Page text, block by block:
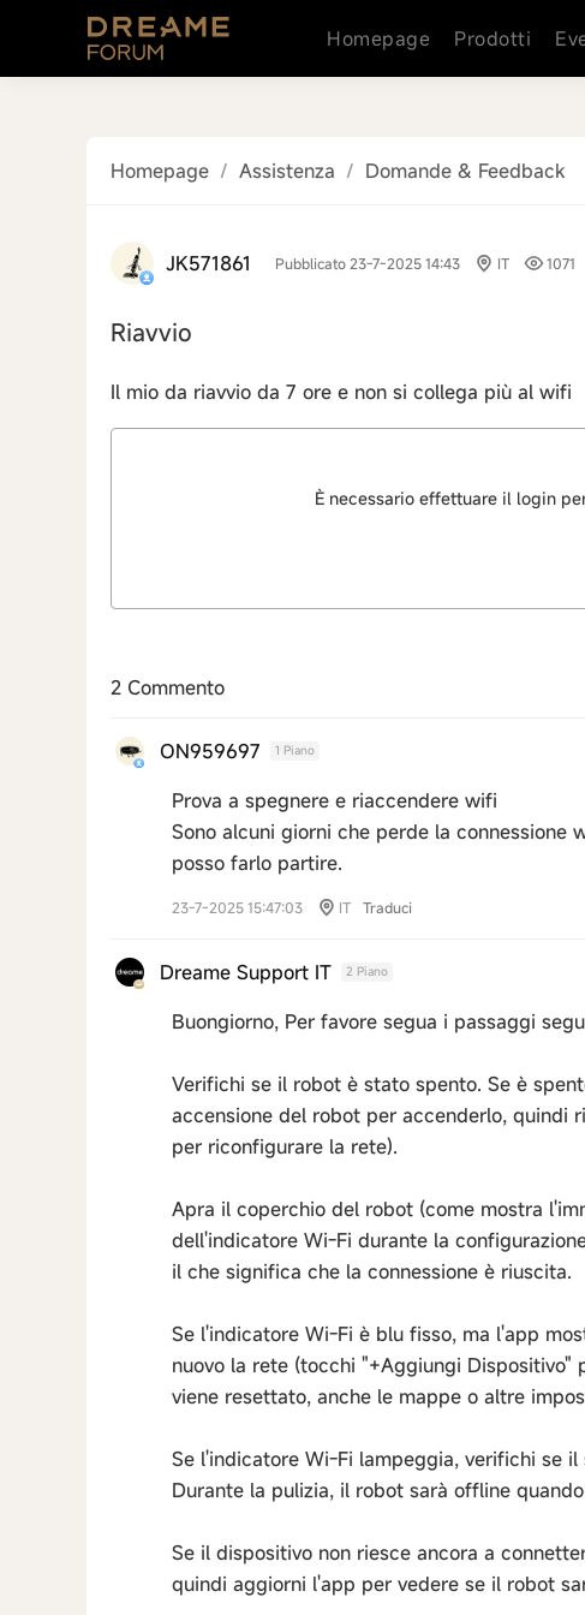
Homepage Prodotti
Homepage / Assistenza / Domande & Feedback
JK571861 Pubblicato 23-7-2025 14:43 IT 1071
Riavvio
Il mio da riavvio da 7 ore e non si collega più al wifi
È necessario effettuare il login
2 Commento
ON959697 1 Piano
Prova a spegnere e riaccendere wifi
Sono alcuni giorni che perde la
posso farlo partire.
23-7-2025 15:47:03 IT Traduci
Dreame Support IT 2 Piano
Buongiorno, Per favore segua i passaggi
Verifichi se il robot è stato spento. Se è
accensione del robot per accenderlo, quindi
per riconfigurare la rete).
Apra il coperchio del robot (come mostra
dell'indicatore Wi-Fi durante la
il che significa che la connessione è riuscita.
Se l'indicatore Wi-Fi è blu fisso, ma l'app
nuovo la rete (tocchi "+Aggiungi
viene resettato, anche le mappe o altre
Se l'indicatore Wi-Fi lampeggia, verifichi se
Durante la pulizia, il robot sarà offline
Se il dispositivo non riesce ancora a
quindi aggiorni l'app per vedere se il robot